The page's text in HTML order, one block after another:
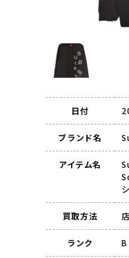
日付
ブランド名
アイテム名
買取方法
ランク B